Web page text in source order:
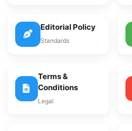
Editorial Policy
Standards
Terms &
Conditions
Legal